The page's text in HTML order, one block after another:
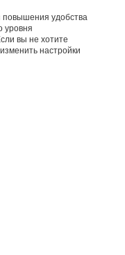
удобства
уровня
вы не хотите
настройки